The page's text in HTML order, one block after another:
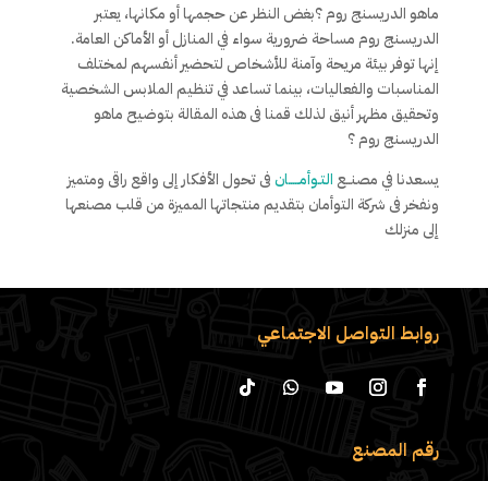
ماهو الدريسنج روم ؟بغض النظر عن حجمها أو مكانها، يعتبر
الدريسنج روم مساحة ضرورية سواء في المنازل أو الأماكن العامة.
إنها توفر بيئة مريحة وآمنة للأشخاص لتحضير أنفسهم لمختلف
المناسبات والفعاليات، بينما تساعد في تنظيم الملابس الشخصية
وتحقيق مظهر أنيق لذلك قمنا فى هذه المقالة بتوضيح ماهو
الدريسنج روم ؟
يسعدنا في مصنــع التـوأمـــــانفى تحول الأفكار إلى واقع راقى ومتميز
ونفخر فى شركة التوأمان بتقديم منتجاتها المميزة من قلب مصنعها
إلى منزلك
روابط التواصل الاجتماعي
رقم المصنع